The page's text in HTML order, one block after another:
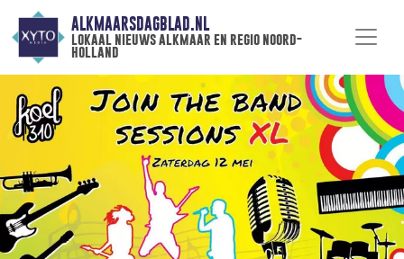
ALKMAARSDAGBLAD.NL
lokaal nieuws alkmaar en regio noord-
holland